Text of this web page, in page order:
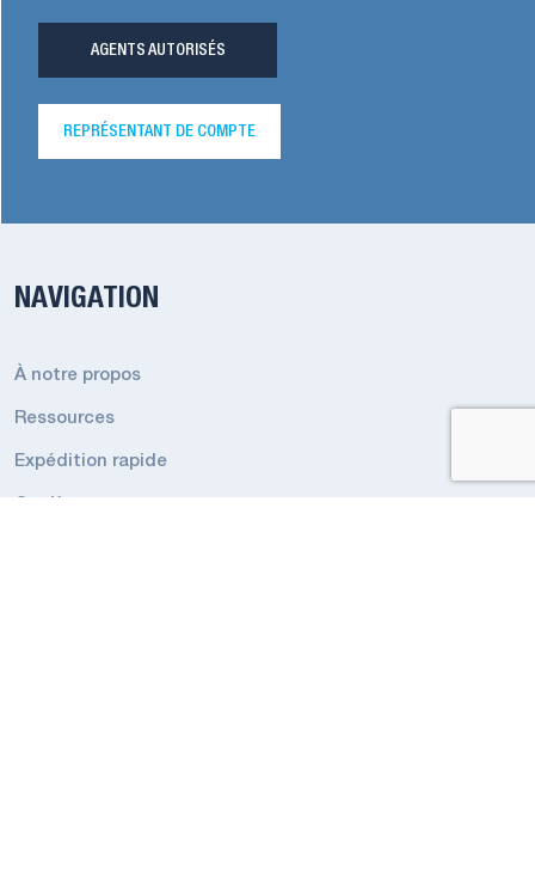
AGENTS AUTORISÉS
REPRÉSENTANT DE COMPTE
NAVIGATION
À notre propos
Ressources
Expédition rapide